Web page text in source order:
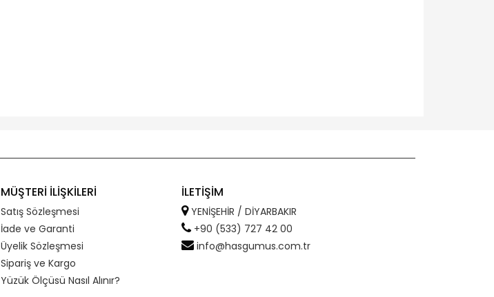
MÜŞTERİ İLİŞKİLERİ
Satış Sözleşmesi
İade ve Garanti
Üyelik Sözleşmesi
Sipariş ve Kargo
Yüzük Ölçüsü Nasıl Alınır?
İLETİŞİM
YENİŞEHİR / DİYARBAKIR
+90 (533) 727 42 00
info@hasgumus.com.tr